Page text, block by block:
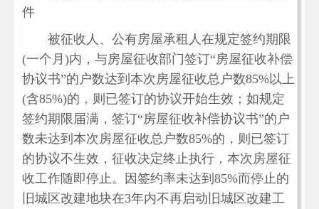
件
被征收人、公有房屋承租人在规定签约期限
(一个月)内，与房屋征收部门签订“房屋征收补偿
协议书”的户数达到本次房屋征收总户数85%以上
(含85%)的，则已签订的协议开始生效；如规定
签约期限届满，签订“房屋征收补偿协议书”的户
数未达到本次房屋征收总户数85%的，则已签订
的协议不生效，征收决定终止执行，本次房屋征
收工作随即停止。因签约率未达到85%而停止的
旧城区改建地块在3年内不再启动旧城区改建工